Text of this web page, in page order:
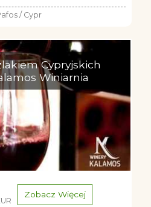
/ Cypr
Cypryjskich
Winiarnia
Zobacz Więcej